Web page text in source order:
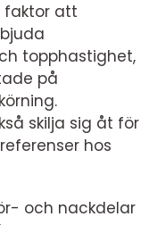
faktor att
topphastighet,
på
skilja sig åt för
hos
och nackdelar